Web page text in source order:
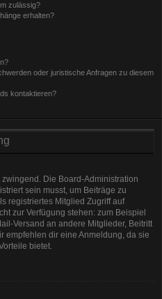
zulässig?
erhalten?
oder juristische Anfragen zu diesem
kontaktieren?
Die Board-Administration
sein musst, um Beiträge zu
registriertes Mitglied Zugriff auf
zur Verfügung stehen: zum Beispiel
Versand an andere Mitglieder, Beitritt
empfehlen dir eine Anmeldung, da sie
bietet.